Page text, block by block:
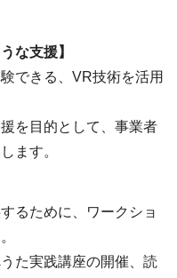
な支援】
できる、VR技術を活用
を目的として、事業者
ます。
るために、ワークショ
た実践講座の開催、読